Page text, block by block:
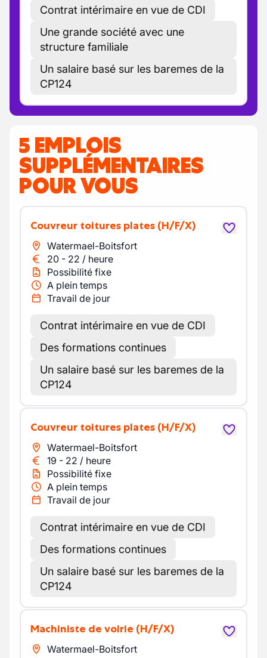
Contrat intérimaire en vue de CDI
Une grande société avec une
structure familiale
Un salaire basé sur les baremes de la
CP124
5 EMPLOIS
SUPPLÉMENTAIRES
POUR VOUS
Couvreur toitures plates (H/F/X)
Watermael-Boitsfort
20 - 22 / heure
Possibilité fixe
A plein temps
Travail de jour
Contrat intérimaire en vue de CDI
Des formations continues
Un salaire basé sur les baremes de la
CP124
Couvreur toitures plates (H/F/X)
Watermael-Boitsfort
19 - 22 / heure
Possibilité fixe
A plein temps
Travail de jour
Contrat intérimaire en vue de CDI
Des formations continues
Un salaire basé sur les baremes de la
CP124
Machiniste de voirie (H/F/X)
Watermael-Boitsfort